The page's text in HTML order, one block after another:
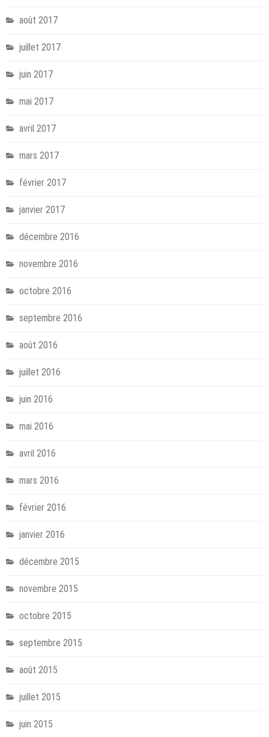
août 2017
juillet 2017
juin 2017
mai 2017
avril 2017
mars 2017
février 2017
janvier 2017
décembre 2016
novembre 2016
octobre 2016
septembre 2016
août 2016
juillet 2016
juin 2016
mai 2016
avril 2016
mars 2016
février 2016
janvier 2016
décembre 2015
novembre 2015
octobre 2015
septembre 2015
août 2015
juillet 2015
juin 2015